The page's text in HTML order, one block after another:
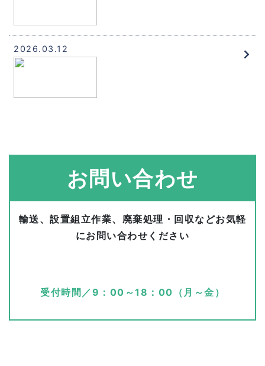
2026.03.12
お問い合わせ
輸送、設置組立作業、廃棄処理・回収などお気軽
にお問い合わせください
受付時間／9：00～18：00（月～金）